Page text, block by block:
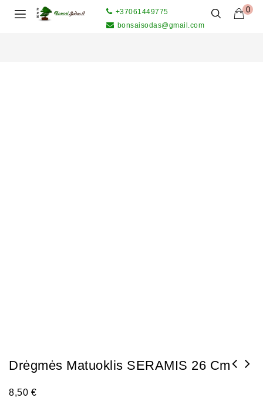
0
+37061449775
bonsaisodas@gmail.com
Drėgmės Matuoklis SERAMIS 26 Cm
8,50 €